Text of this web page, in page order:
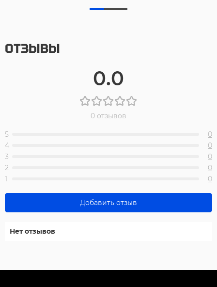
ОТЗЫВЫ
0.0
0 отзывов
5
0
4
0
3
0
2
0
1
0
Добавить отзыв
Нет отзывов